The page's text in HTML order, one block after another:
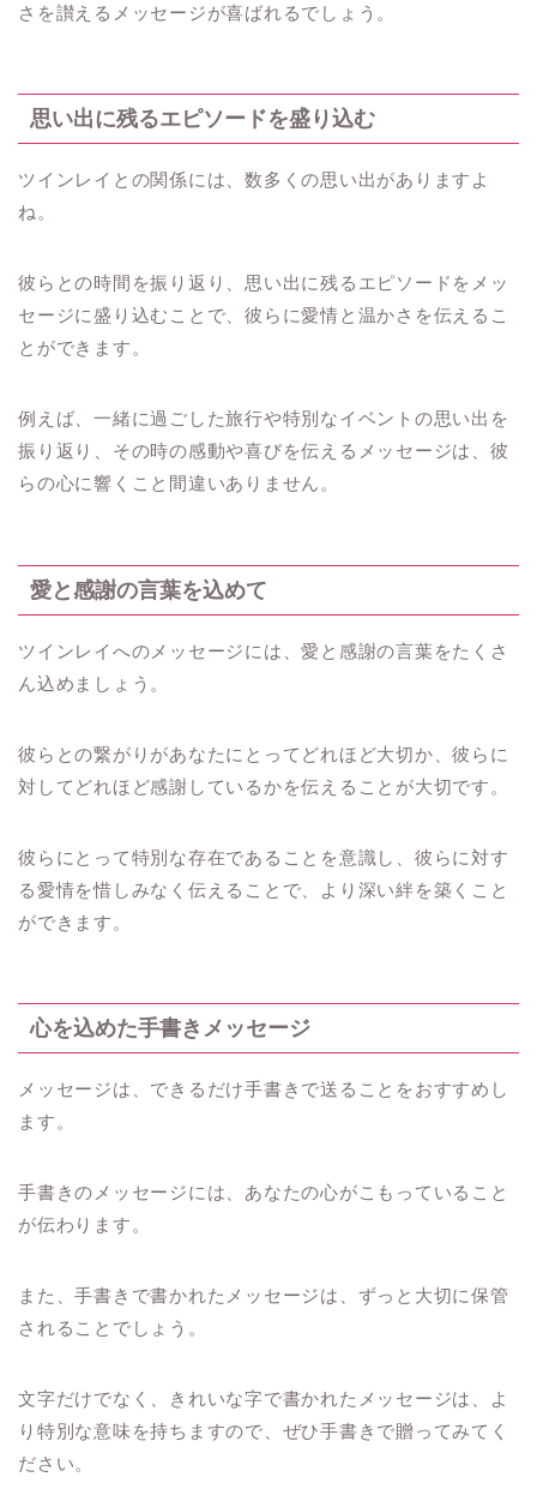
さを讃えるメッセージが喜ばれるでしょう。
思い出に残るエピソードを盛り込む
ツインレイとの関係には、数多くの思い出がありますよ
ね。
彼らとの時間を振り返り、思い出に残るエピソードをメッ
セージに盛り込むことで、彼らに愛情と温かさを伝えるこ
とができます。
例えば、一緒に過ごした旅行や特別なイベントの思い出を
振り返り、その時の感動や喜びを伝えるメッセージは、彼
らの心に響くこと間違いありません。
愛と感謝の言葉を込めて
ツインレイへのメッセージには、愛と感謝の言葉をたくさ
ん込めましょう。
彼らとの繋がりがあなたにとってどれほど大切か、彼らに
対してどれほど感謝しているかを伝えることが大切です。
彼らにとって特別な存在であることを意識し、彼らに対す
る愛情を惜しみなく伝えることで、より深い絆を築くこと
ができます。
心を込めた手書きメッセージ
メッセージは、できるだけ手書きで送ることをおすすめし
ます。
手書きのメッセージには、あなたの心がこもっていること
が伝わります。
また、手書きで書かれたメッセージは、ずっと大切に保管
されることでしょう。
文字だけでなく、きれいな字で書かれたメッセージは、よ
り特別な意味を持ちますので、ぜひ手書きで贈ってみてく
ださい。